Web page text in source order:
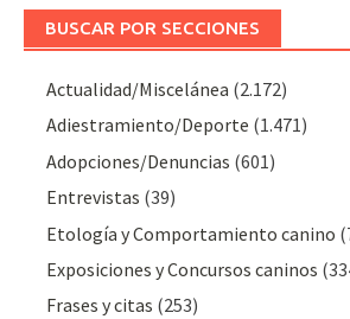
BUSCAR POR SECCIONES
Actualidad/Miscelánea (2.172)
Adiestramiento/Deporte (1.471)
Adopciones/Denuncias (601)
Entrevistas (39)
Etología y Comportamiento canino
Exposiciones y Concursos caninos
Frases y citas (253)